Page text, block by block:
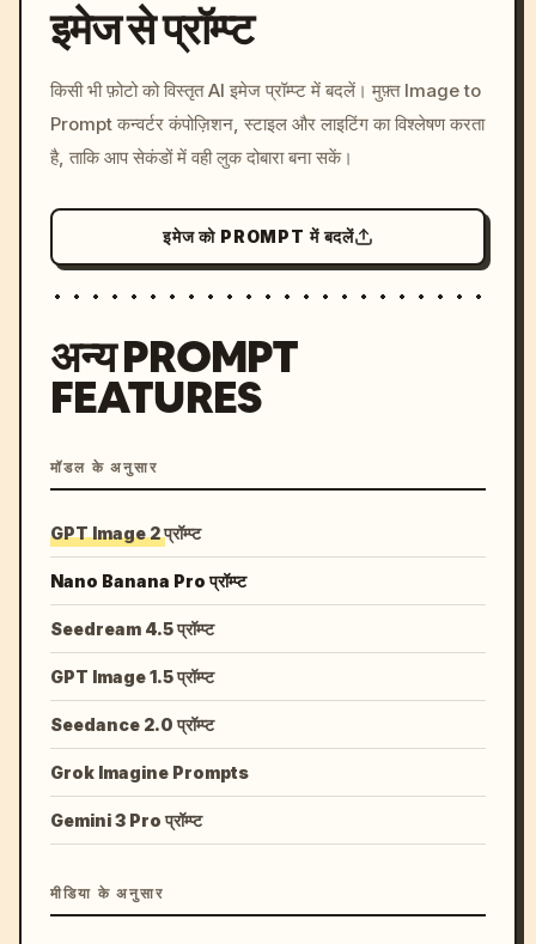
c, cyberpunk sunset, neon
colors, 8k --v 6.0
इमेज से प्रॉम्प्ट
किसी भी फ़ोटो को विस्तृत AI इमेज प्रॉम्प्ट में बदलें। मुफ़्त Image to
Prompt कन्वर्टर कंपोज़िशन, स्टाइल और लाइटिंग का विश्लेषण करता
है, ताकि आप सेकंडों में वही लुक दोबारा बना सकें।
इमेज को PROMPT में बदलें
अन्य PROMPT
FEATURES
मॉडल के अनुसार
GPT Image 2 प्रॉम्प्ट
Nano Banana Pro प्रॉम्प्ट
Seedream 4.5 प्रॉम्प्ट
GPT Image 1.5 प्रॉम्प्ट
Seedance 2.0 प्रॉम्प्ट
Grok Imagine Prompts
Gemini 3 Pro प्रॉम्प्ट
मीडिया के अनुसार